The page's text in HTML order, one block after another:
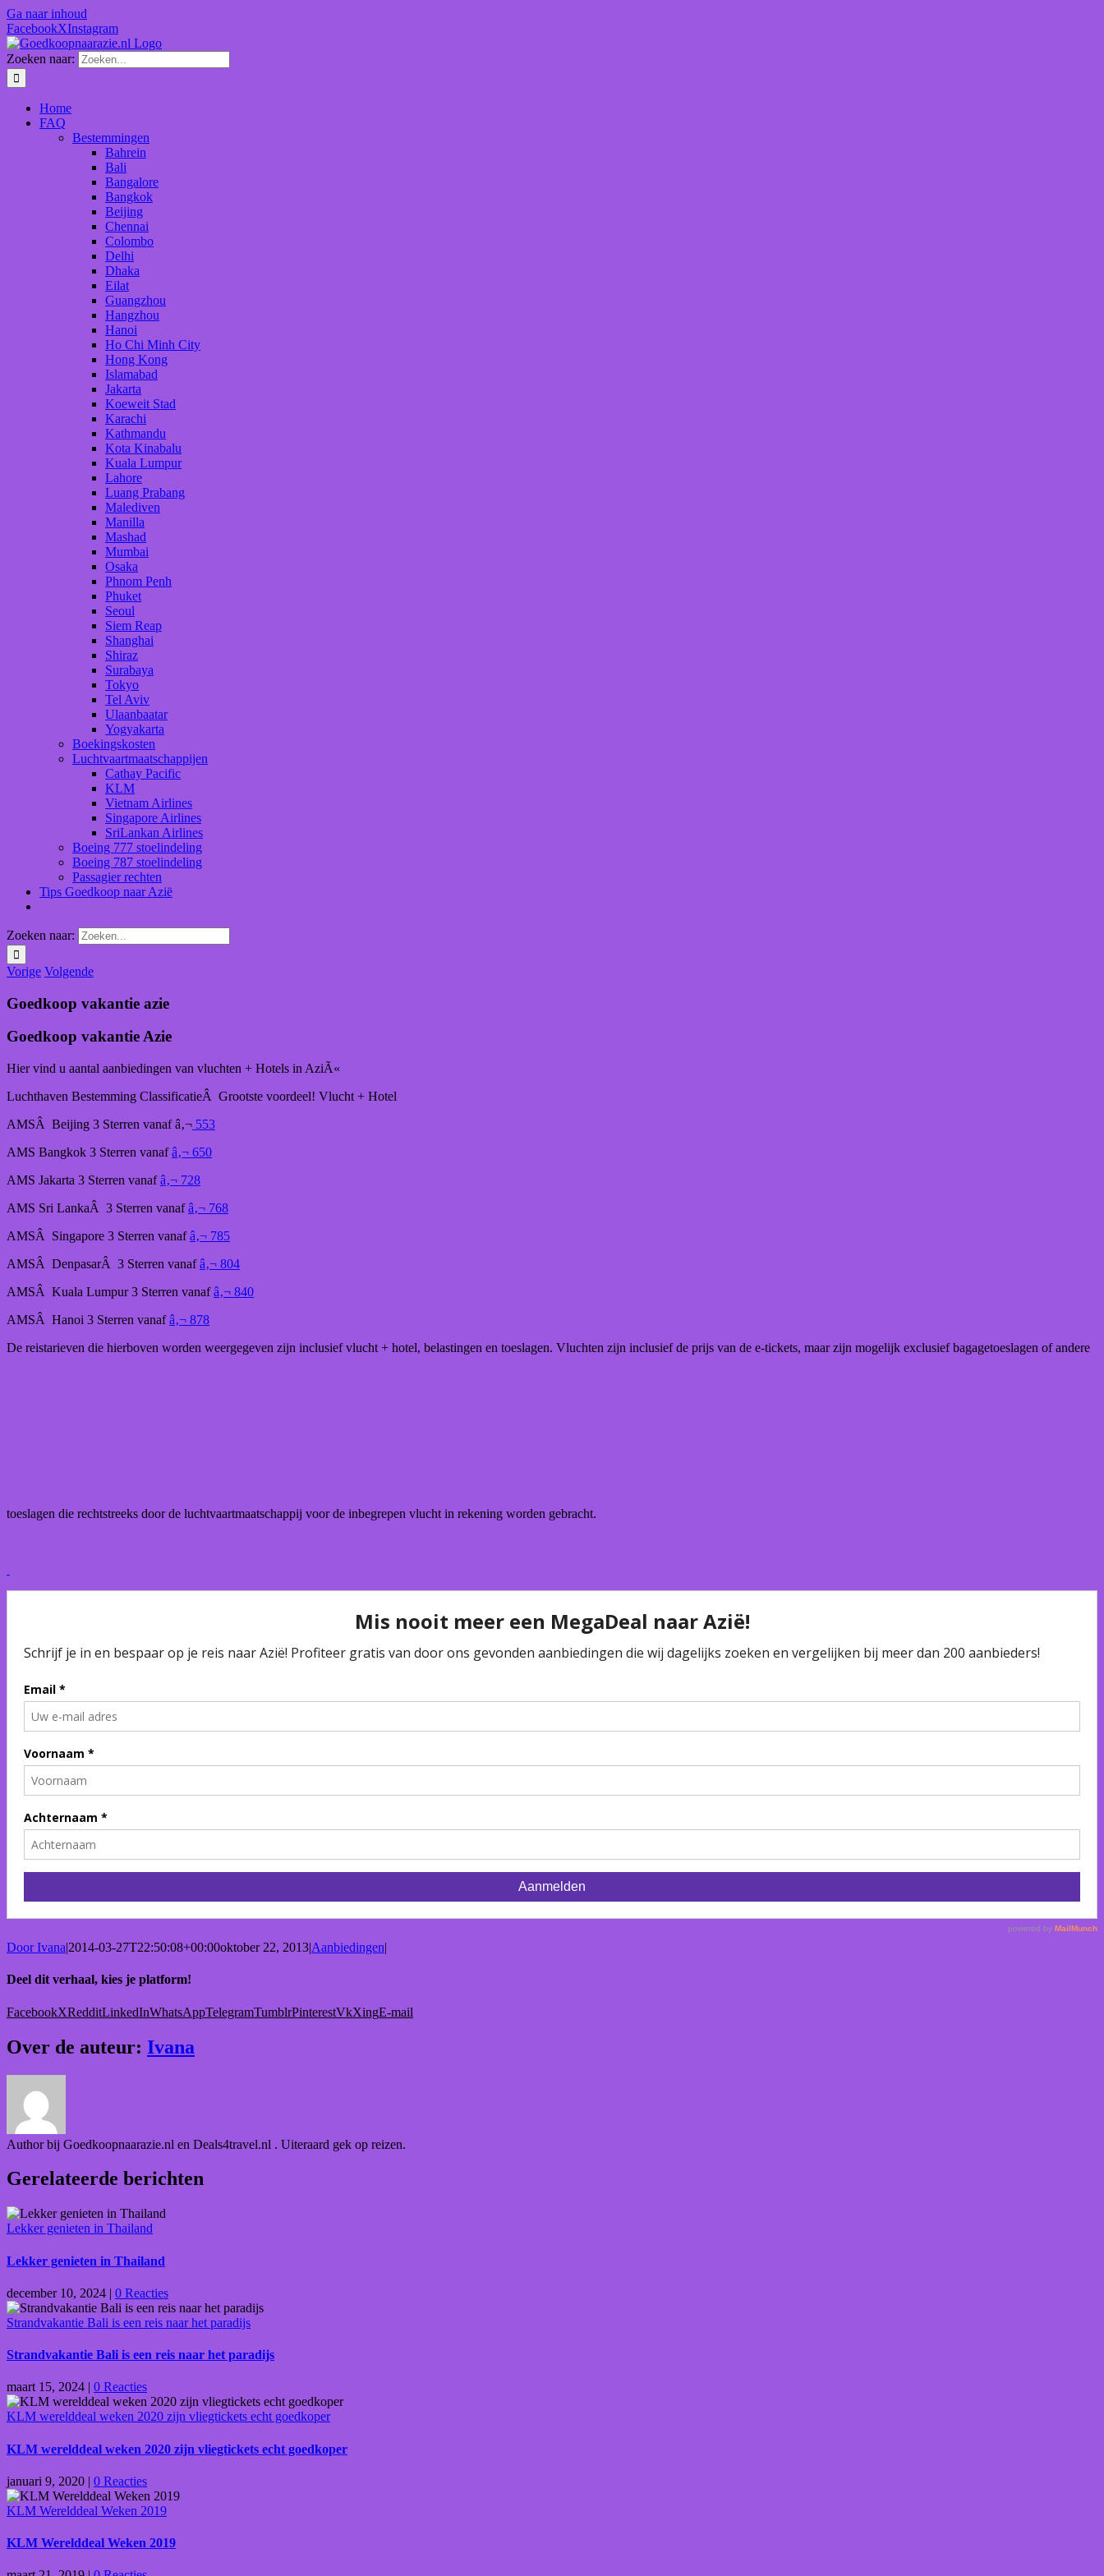
Ga naar inhoud
FacebookXInstagram
Zoeken naar:
Home
FAQ
Bestemmingen
Bahrein
Bali
Bangalore
Bangkok
Beijing
Chennai
Colombo
Delhi
Dhaka
Eilat
Guangzhou
Hangzhou
Hanoi
Ho Chi Minh City
Hong Kong
Islamabad
Jakarta
Koeweit Stad
Karachi
Kathmandu
Kota Kinabalu
Kuala Lumpur
Lahore
Luang Prabang
Malediven
Manilla
Mashad
Mumbai
Osaka
Phnom Penh
Phuket
Seoul
Siem Reap
Shanghai
Shiraz
Surabaya
Tokyo
Tel Aviv
Ulaanbaatar
Yogyakarta
Boekingskosten
Luchtvaartmaatschappijen
Cathay Pacific
KLM
Vietnam Airlines
Singapore Airlines
SriLankan Airlines
Boeing 777 stoelindeling
Boeing 787 stoelindeling
Passagier rechten
Tips Goedkoop naar Azië
Zoeken naar:
Vorige Volgende
Goedkoop vakantie azie
Goedkoop vakantie Azie
Hier vind u aantal aanbiedingen van vluchten + Hotels in AziÃ«
Luchthaven Bestemming ClassificatieÂ Grootste voordeel! Vlucht + Hotel
AMSÂ Beijing 3 Sterren vanaf â‚¬ 553
AMS Bangkok 3 Sterren vanafâ‚¬ 650
AMS Jakarta 3 Sterren vanafâ‚¬ 728
AMS Sri LankaÂ 3 Sterren vanafâ‚¬ 768
AMSÂ Singapore 3 Sterren vanafâ‚¬ 785
AMSÂ DenpasarÂ 3 Sterren vanafâ‚¬ 804
AMSÂ Kuala Lumpur 3 Sterren vanafâ‚¬ 840
AMSÂ Hanoi 3 Sterren vanafâ‚¬ 878
De reistarieven die hierboven worden weergegeven zijn inclusief vlucht + hotel, belastingen en toeslagen. Vluchten zijn inclusief de prijs van de e-tickets, maar zijn mogelijk exclusief bagagetoeslagen of andere
toeslagen die rechtstreeks door de luchtvaartmaatschappij voor de inbegrepen vlucht in rekening worden gebracht.
DoorIvana|2014-03-27T22:50:08+00:00oktober 22, 2013|Aanbiedingen|
Deel dit verhaal, kies je platform!
FacebookXRedditLinkedInWhatsAppTelegramTumblrPinterestVkXingE-mail
Over de auteur: Ivana
Author bij Goedkoopnaarazie.nl en Deals4travel.nl . Uiteraard gek op reizen.
Gerelateerde berichten
Lekker genieten in Thailand
Lekker genieten in Thailand
december 10, 2024 | 0 Reacties
Strandvakantie Bali is een reis naar het paradijs
Strandvakantie Bali is een reis naar het paradijs
maart 15, 2024 | 0 Reacties
KLM werelddeal weken 2020 zijn vliegtickets echt goedkoper
KLM werelddeal weken 2020 zijn vliegtickets echt goedkoper
januari 9, 2020 | 0 Reacties
KLM Werelddeal Weken 2019
KLM Werelddeal Weken 2019